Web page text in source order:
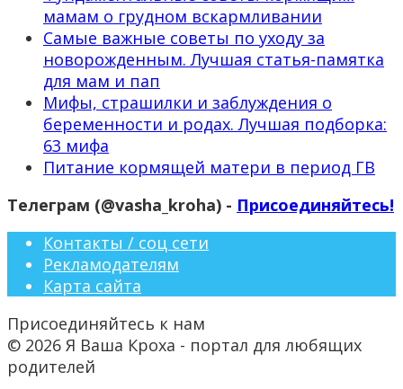
мамам о грудном вскармливании
Самые важные советы по уходу за
новорожденным. Лучшая статья-памятка
для мам и пап
Мифы, страшилки и заблуждения о
беременности и родах. Лучшая подборка:
63 мифа
Питание кормящей матери в период ГВ
Телеграм (@vasha_kroha) - Присоединяйтесь!
Контакты / соц сети
Рекламодателям
Карта сайта
Присоединяйтесь к нам
© 2026 Я Ваша Кроха - портал для любящих
родителей